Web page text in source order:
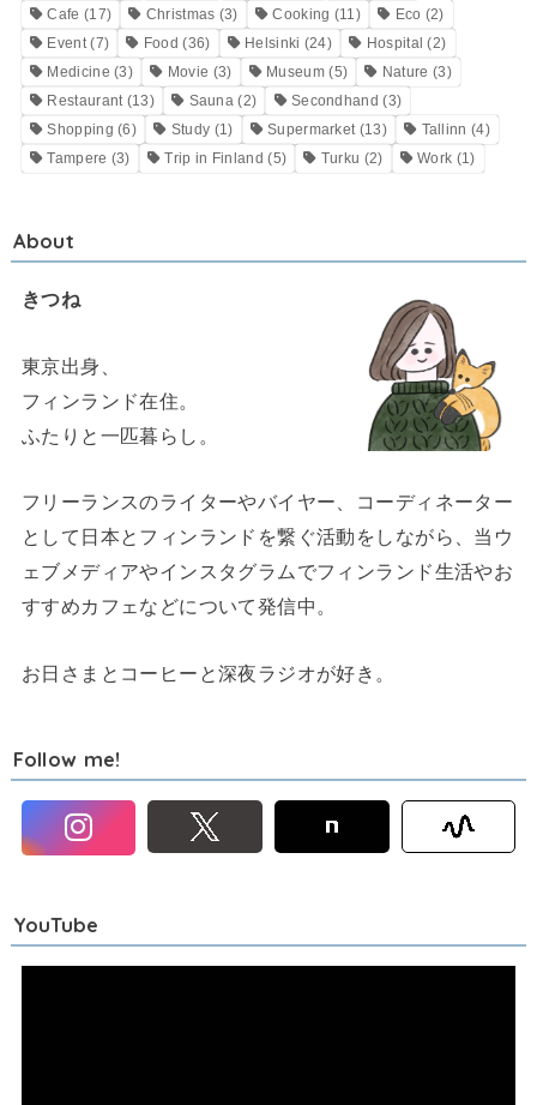
Cafe (17) Christmas (3) Cooking (11) Eco (2)
Event(7) Food (36) Helsinki (24) Hospital (2)
Medicine (3) Movie (3) Museum(5) Nature (3)
Restaurant (13) Sauna (2) Secondhand (3)
Shopping (6) Study (1) Supermarket (13) Tallinn (4)
Tampere (3) Trip in Finland (5) Turku (2) Work (1)
About
きつね
東京出身、
フィンランド在住。
ふたりと一匹暮らし。
フリーランスのライターやバイヤー、コーディネーター
として日本とフィンランドを繋ぐ活動をしながら、当ウ
ェブメディアやインスタグラムでフィンランド生活やお
すすめカフェなどについて発信中。
お日さまとコーヒーと深夜ラジオが好き。
Follow me!
YouTube